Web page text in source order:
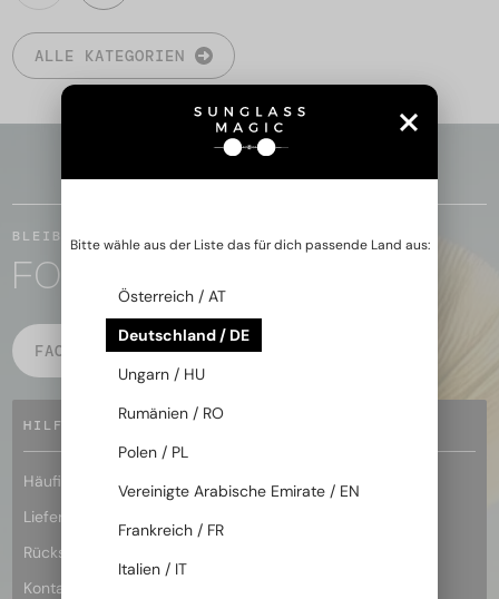
ALLE KATEGORIEN
BLEIBEN WIR IN KONTAKT
FOLGE DER MAGIE
FACEBOOK INSTAGRAM
HILFE
Häufig gestellte Fragen
Lieferbedingungen
Rücksendungs- und Rückerstattungsbedingungen
Kontakt und Kundenservice
Bitte wähle aus der Liste das für dich passende Land aus:
Österreich / AT
Deutschland / DE
Ungarn / HU
Rumänien / RO
Polen / PL
Vereinigte Arabische Emirate / EN
Frankreich / FR
Italien / IT